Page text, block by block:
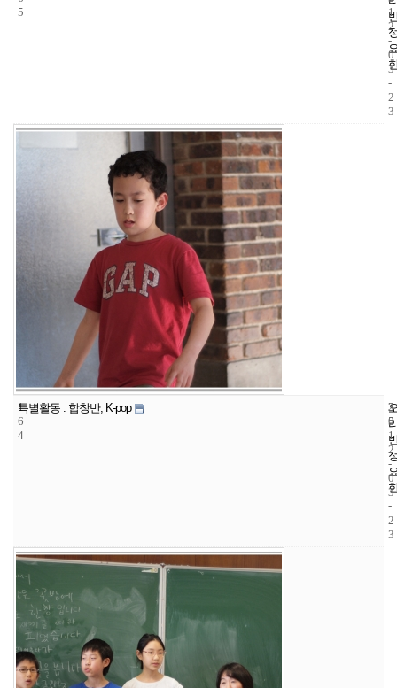
5
1
2
-
0
3
-
2
3
1
6
4
특별활동 : 합창반, K-pop
3
5
2
0
1
2
-
0
3
-
2
3